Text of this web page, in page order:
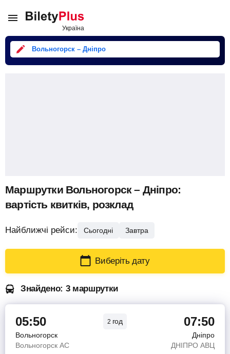
Вольногорск – Дніпро
Маршрутки Вольногорск – Дніпро:
вартість квитків, розклад
Найближчі рейси: Сьогодні Завтра
Виберіть дату
Знайдено: 3 маршрутки
05:50 2 год 07:50
Вольногорск
Дніпро
Вольногорск АС
ДНIПРО АВЦ